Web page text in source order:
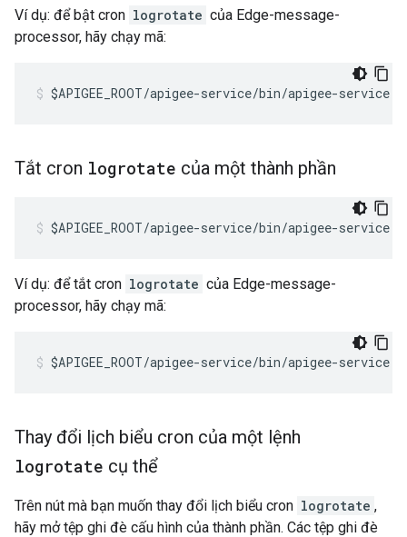
Ví dụ: để bật cron logrotate của Edge-message-
processor, hãy chạy mã:
$APIGEE_ROOT/apigee-service/bin/apigee-service
Tắt cron logrotate của một thành phần
$APIGEE_ROOT/apigee-service/bin/apigee-service
Ví dụ: để tắt cron logrotate của Edge-message-
processor, hãy chạy mã:
$APIGEE_ROOT/apigee-service/bin/apigee-service
Thay đổi lịch biểu cron của một lệnh
logrotate cụ thể
Trên nút mà bạn muốn thay đổi lịch biểu cron logrotate ,
hãy mở tệp ghi đè cấu hình của thành phần. Các tệp ghi đè